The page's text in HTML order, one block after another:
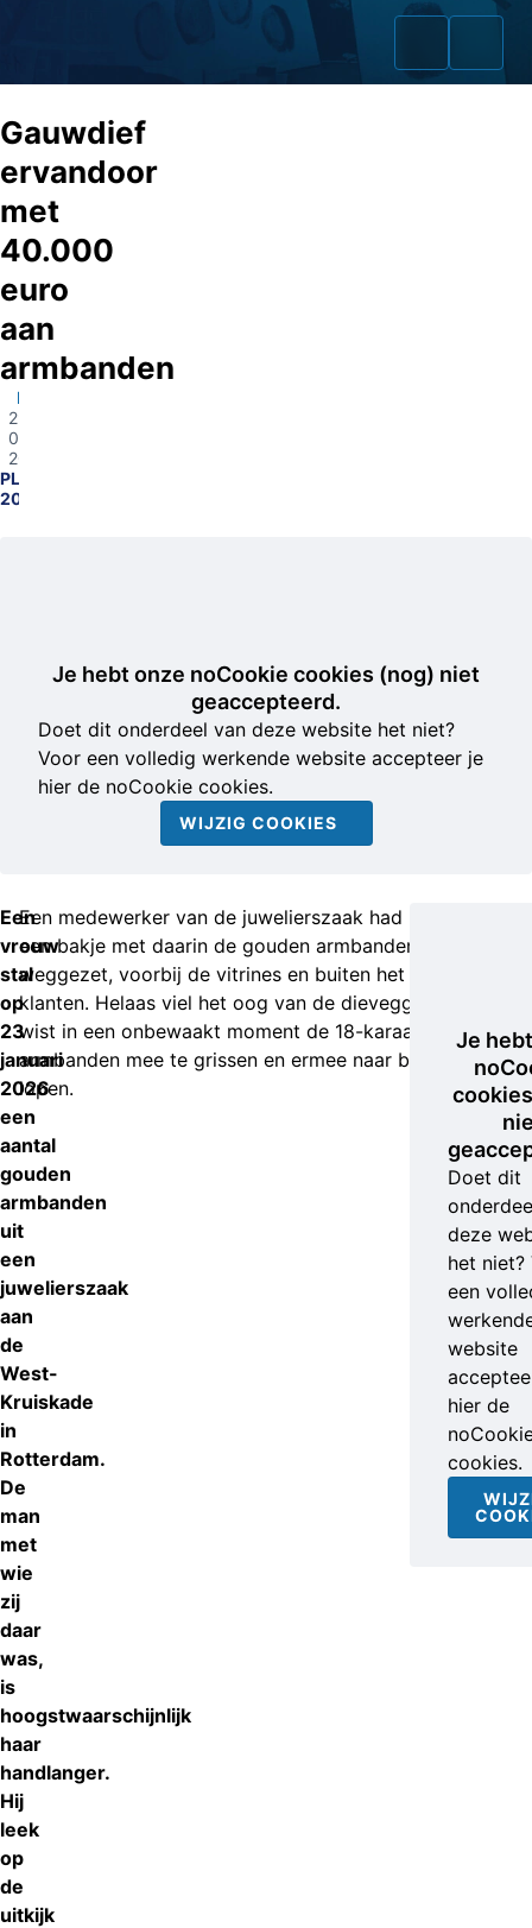
Zaken
Opsporingslijst
Gauwdief
ervandoor
met
40.000
euro
aan
armbanden
Rotterdam
29-
06-
2026
PL1700-
2026026742
Je hebt onze noCookie cookies (nog) niet
geaccepteerd.
Doet dit onderdeel van deze website het niet?
Voor een volledig werkende website accepteer je
hier de noCookie cookies.
WIJZIG COOKIES
Een
vrouw
stal
op
23
januari
2026
een
aantal
gouden
armbanden
uit
een
juwelierszaak
aan
de
West-
Kruiskade
in
Rotterdam.
De
man
met
wie
zij
daar
was,
is
hoogstwaarschijnlijk
haar
handlanger.
Hij
leek
op
de
uitkijk
Een medewerker van de juwelierszaak had heel even
een bakje met daarin de gouden armbanden
weggezet, voorbij de vitrines en buiten het bereik van
klanten. Helaas viel het oog van de dievegge erop. Zij
wist in een onbewaakt moment de 18-karaats
armbanden mee te grissen en ermee naar buiten te
lopen.
Je
Doet dit
deze
het niet?
een
website
hier de
cookies.